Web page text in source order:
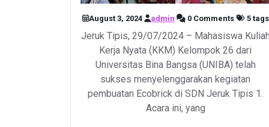
August 3, 2024 admin 0 Comments 5 tags
Jeruk Tipis, 29/07/2024 – Mahasiswa
Kerja Nyata (KKM) Kelompok 26 dari
Universitas Bina Bangsa (UNIBA) telah
sukses menyelenggarakan kegiatan
pembuatan Ecobrick di SDN Jeruk Tipis 1.
Acara ini, yang